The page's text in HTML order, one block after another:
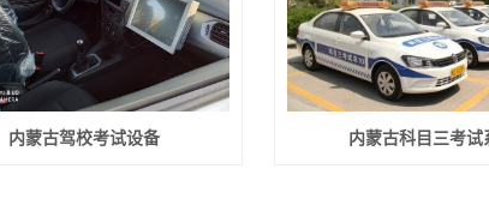
内蒙古驾校考试设备 内蒙古科目三考试